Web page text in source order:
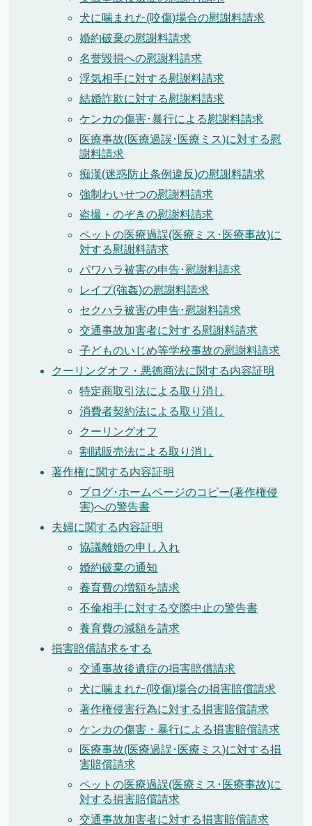
犬に噛まれた(咬傷)場合の慰謝料請求
婚約破棄の慰謝料請求
名誉毀損への慰謝料請求
浮気相手に対する慰謝料請求
結婚詐欺に対する慰謝料請求
ケンカの傷害･暴行による慰謝料請求
医療事故(医療過誤･医療ミス)に対する慰
謝料請求
痴漢(迷惑防止条例違反)の慰謝料請求
強制わいせつの慰謝料請求
盗撮・のぞきの慰謝料請求
ペットの医療過誤(医療ミス･医療事故)に
対する慰謝料請求
パワハラ被害の申告･慰謝料請求
レイプ(強姦)の慰謝料請求
セクハラ被害の申告･慰謝料請求
交通事故加害者に対する慰謝料請求
子どものいじめ等学校事故の慰謝料請求
クーリングオフ・悪徳商法に関する内容証明
特定商取引法による取り消し
消費者契約法による取り消し
クーリングオフ
割賦販売法による取り消し
著作権に関する内容証明
ブログ･ホームページのコピー(著作権侵
害)への警告書
夫婦に関する内容証明
協議離婚の申し入れ
婚約破棄の通知
養育費の増額を請求
不倫相手に対する交際中止の警告書
養育費の減額を請求
損害賠償請求をする
交通事故後遺症の損害賠償請求
犬に噛まれた(咬傷)場合の損害賠償請求
著作権侵害行為に対する損害賠償請求
ケンカの傷害・暴行による損害賠償請求
医療事故(医療過誤･医療ミス)に対する損
害賠償請求
ペットの医療過誤(医療ミス･医療事故)に
対する損害賠償請求
交通事故加害者に対する損害賠償請求